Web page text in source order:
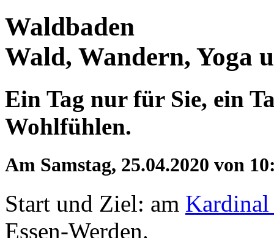
Waldbaden
Wald, Wandern, Yoga
Ein Tag nur für Sie, ein
Wohlfühlen.
Am Samstag, 25.04.2020 von
Start und Ziel: am Kardinal
Essen-Werden.